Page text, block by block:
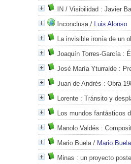
IN / Visibilidad : Javier
Inconclusa/ Luis Alonso
La invisible ironía de un
Joaquín Torres-García:
José María Yturralde :
Juan de Andrés : Obra
Lorente : Tránsito y
Los mundos fantásticos
Manolo Valdés :
Mario Buela/ Mario Buela
Minas : un proyecto